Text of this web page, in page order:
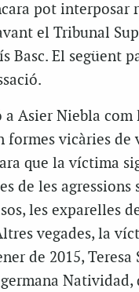
pot interposar
el Tribunal
Basc. El següent
a Asier Niebla
formes vicàries de
que la víctima
de les agressions
les exparelles
vegades, la
de 2015, Teresa
Natividad,